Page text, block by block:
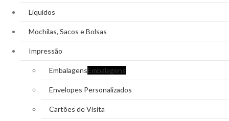
Líquidos
Mochilas, Sacos e Bolsas
Impressão
EmbalagensEmbalagens
Envelopes Personalizados
Cartões de Visita